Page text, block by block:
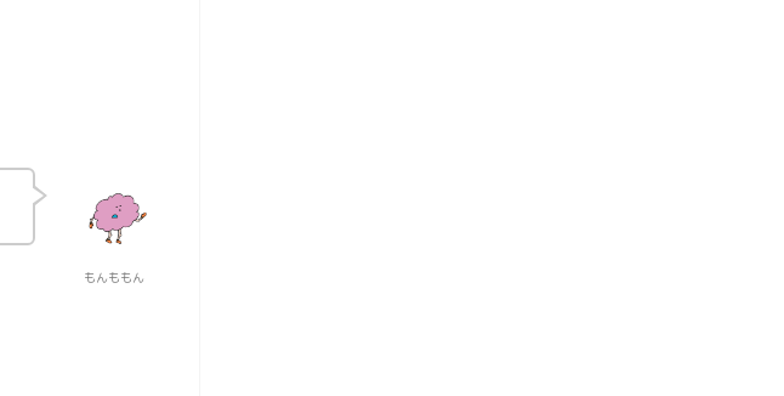
もんももん